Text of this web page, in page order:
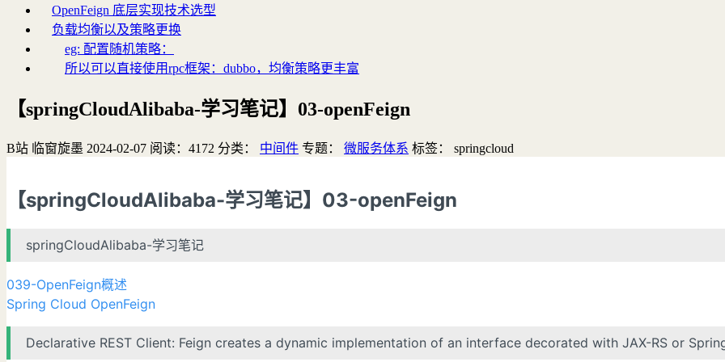
OpenFeign 底层实现技术选型
负载均衡以及策略更换
eg: 配置随机策略：
所以可以直接使用rpc框架：dubbo，均衡策略更丰富
【springCloudAlibaba-学习笔记】03-openFeign
B站 临窗旋墨 2024-02-07 阅读： 4172 分类： 中间件 专题： 微服务体系 标签： springcloud
【springCloudAlibaba-学习笔记】03-openFeign
springCloudAlibaba-学习笔记
039-OpenFeign概述
Spring Cloud OpenFeign
Declarative REST Client: Feign creates a dynamic implementation of an interface decorated with JAX-RS or